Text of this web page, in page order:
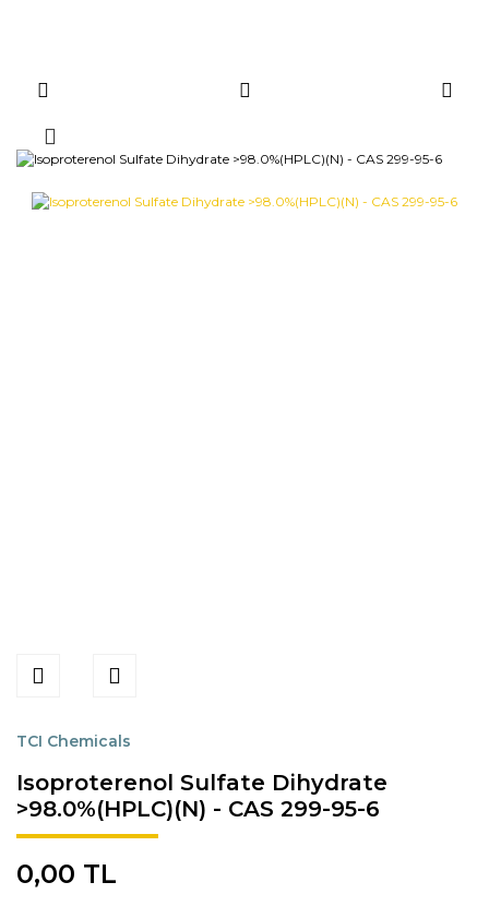
TCI Chemicals
Isoproterenol Sulfate Dihydrate
>98.0%(HPLC)(N) - CAS 299-95-6
0,00 TL